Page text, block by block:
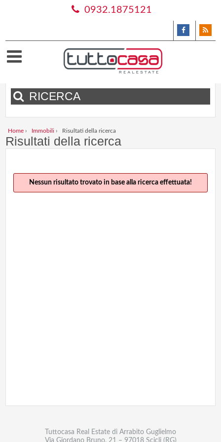
0932.1875121
RICERCA
Home › Immobili › Risultati della ricerca
Risultati della ricerca
Nessun risultato trovato in base alla ricerca effettuata!
Tuttocasa Real Estate di Arrabito Guglielmo